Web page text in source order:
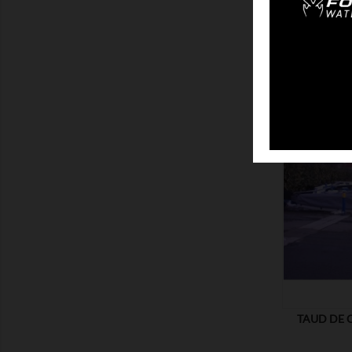
TAUD DE
MONTRER